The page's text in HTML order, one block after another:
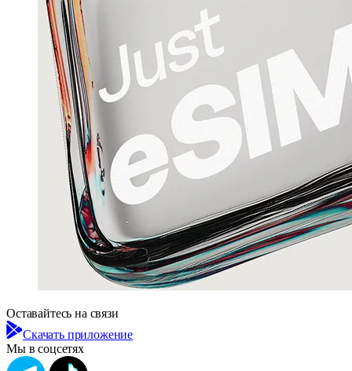
Оставайтесь на связи
Скачать приложение
Мы в соцсетях